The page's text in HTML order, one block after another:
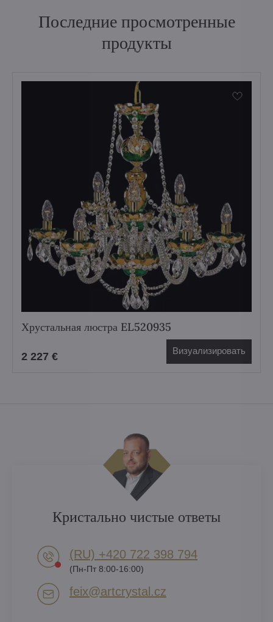
Последние просмотренные
продукты
Хрустальная люстра EL520935
2 227 € Визуализировать
Кристально чистые ответы
(RU) +420 722 398 794​
(Пн-Пт 8:00-16:00)
feix​@artcrystal​.cz